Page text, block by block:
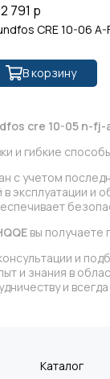
791 р
CRE 10-06 A-
В корзину
cre 10-05 n-
и гибкие
с учетом
эксплуатации и
вы получаете
и
и знания в
и
Каталог